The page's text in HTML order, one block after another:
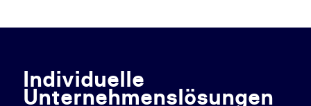
Individuelle
Unternehmenslösungen